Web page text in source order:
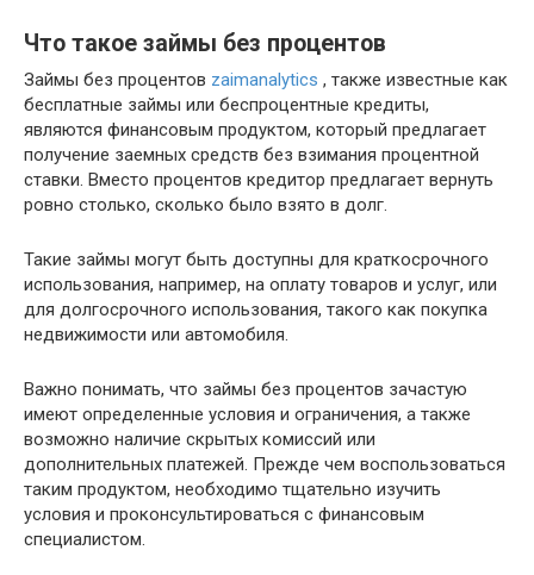
Что такое займы без процентов
Займы без процентов zaimanalytics , также известные как
бесплатные займы или беспроцентные кредиты,
являются финансовым продуктом, который предлагает
получение заемных средств без взимания процентной
ставки. Вместо процентов кредитор предлагает вернуть
ровно столько, сколько было взято в долг.
Такие займы могут быть доступны для краткосрочного
использования, например, на оплату товаров и услуг, или
для долгосрочного использования, такого как покупка
недвижимости или автомобиля.
Важно понимать, что займы без процентов зачастую
имеют определенные условия и ограничения, а также
возможно наличие скрытых комиссий или
дополнительных платежей. Прежде чем воспользоваться
таким продуктом, необходимо тщательно изучить
условия и проконсультироваться с финансовым
специалистом.